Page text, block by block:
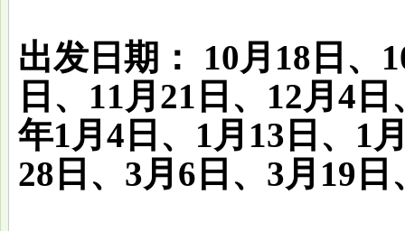
出发日期：
10月18日、
日、11月21日、12月4
年1月4日、1月13日、1
28日、3月6日、3月19日